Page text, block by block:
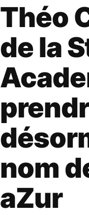
Théo
de la
nom
aZur